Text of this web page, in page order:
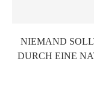
NIEMAND
DURCH EINE